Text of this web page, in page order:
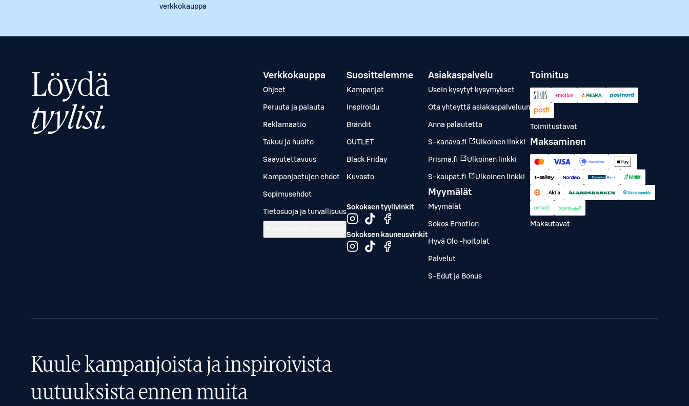
verkkokauppa
Löydä
tyylisi.
Verkkokauppa
Ohjeet
Peruuta ja palauta
Reklamaatio
Takuu ja huolto
Saavutettavuus
Kampanjaetujen ehdot
Sopimusehdot
Tietosuoja ja turvallisuus
Suosittelemme
Kampanjat
Inspiroidu
Brändit
OUTLET
Black Friday
Kuvasto
Sokoksen tyylivinkit
Sokoksen kauneusvinkit
Asiakaspalvelu
Usein kysytyt kysymykset
Ota yhteyttä asiakaspalveluun
Anna palautetta
S-kanava.fi Ulkoinen linkki
Prisma.fi Ulkoinen linkki
S-kaupat.fi Ulkoinen linkki
Myymälät
Myymälät
Sokos Emotion
Hyvä Olo -hoitolat
Palvelut
S-Edut ja Bonus
Toimitus
Toimitustavat
Maksaminen
Maksutavat
Kuule kampanjoista ja inspiroivista
uutuuksista ennen muita